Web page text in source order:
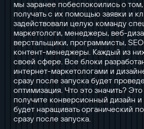
мы заранее побеспокоились о
получать с их помощью заявки и
задействовали целую команду
маркетологи, менеджеры, веб-
верстальщики, программисты,
контент-менеджеры. Каждый из
своей сфере. Все блоки
интернет-маркетологами и
сразу после запуска будет
оптимизация. Что это значить? Это
получите конверсионный дизайн и
будет наращивать органический
сразу после запуска.